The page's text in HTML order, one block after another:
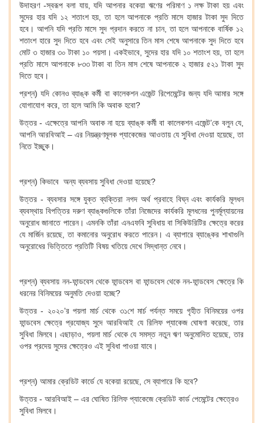
উদাহরণ -স্বরূপ বলা যায়, যদি আপনার বকেয়া ঋণের পরিমাণ ১ লক্ষ টাকা হয় এবং
সুদের হার যদি ১২ শতাংশ হয়, তা হলে আপনাকে প্রতি মাসে হাজার টাকা সুদ দিতে
হবে। আপনি যদি প্রতি মাসে সুদ প্রদান করতে না চান, তা হলে আপনাকে বার্ষিক ১২
শতাংশ হারে সুদ দিতে হবে এবং সেই অনুসারে তিন মাস শেষে আপনাকে সুদ দিতে হবে
মোট ৩ হাজার ৩০ টাকা ১০ পয়সা। একইভাবে, সুদের হার যদি ১০ শতাংশ হয়, তা হলে
প্রতি মাসে আপনাকে ৮৩৩ টাকা বা তিন মাস শেষে আপনাকে ২ হাজার ৫২১ টাকা সুদ
দিতে হবে।
প্রশ্ন) যদি কোনও ব্যাঙ্ক কর্মী বা কালেকশন এজেন্ট রিপেমেন্টের জন্য যদি আমার সঙ্গে
যোগাযোগ করে, তা হলে আমি কি অবাক হবো?
উত্তর - এক্ষেত্রে আপনি অবাক না হয়ে ব্যাঙ্ক কর্মী বা কালেকশন এজেন্ট’কে বলুন যে,
আপনি আরবিআই – এর নিয়ন্ত্রণমূলক প্যাকেজের আওতায় যে সুবিধা দেওয়া হয়েছে, তা
নিতে ইচ্ছুক।
প্রশ্ন) কিভাবে অন্য ব্যবসায় সুবিধা দেওয়া হয়েছে?
উত্তর - ব্যবসার সঙ্গে যুক্ত ব্যক্তিরা নগদ অর্থ প্রবাহে বিঘ্ন এবং কার্যকরি মূলধন
ব্যবস্থায় বিপত্তির দরুণ ব্যাঙ্কগুলিকে তাঁরা নিজেদের কার্যকরি মূলধনের পুনর্মূল্যায়নের
অনুরোধ জানাতে পারেন। এমনকি তাঁরা এনএফবি সুবিধায় বা সিকিউরিটির ক্ষেত্রে করের
যে মার্জিন রয়েছে, তা কমানোর অনুরোধ করতে পারেন। এ ব্যাপারে ব্যাঙ্কের শাখাগুলি
অনুরোধের ভিত্তিতে প্রতিটি বিষয় খতিয়ে দেখে সিদ্ধান্ত নেবে।
প্রশ্ন) ব্যবসায় নন-ফান্ডবেস থেকে ফান্ডবেস বা ফান্ডবেস থেকে নন-ফান্ডবেস ক্ষেত্রে কি
ধরনের বিনিময়ের অনুমতি দেওয়া হচ্ছে?
উত্তর - ২০২০’র পয়লা মার্চ থেকে ৩১শে মার্চ পর্যন্ত সময়ে গৃহীত বিনিময়ের ওপর
ফান্ডবেস ক্ষেত্রে প্রযোজ্য সুদে আরবিআই যে রিলিফ প্যাকেজ ঘোষণা করেছে, তার
সুবিধা মিলবে। এছাড়াও, পয়লা মার্চ থেকে যে সমস্ত নতুন ঋণ অনুমোদিত হয়েছে, তার
ওপর প্রদেয় সুদের ক্ষেত্রেও এই সুবিধা পাওয়া যাবে।
প্রশ্ন) আমার ক্রেডিট কার্ডে যে বকেয়া রয়েছে, সে ব্যাপারে কি হবে?
উত্তর - আরবিআই – এর ঘোষিত রিলিফ প্যাকেজে ক্রেডিট কার্ড পেমেন্টের ক্ষেত্রেও
সুবিধা মিলবে।